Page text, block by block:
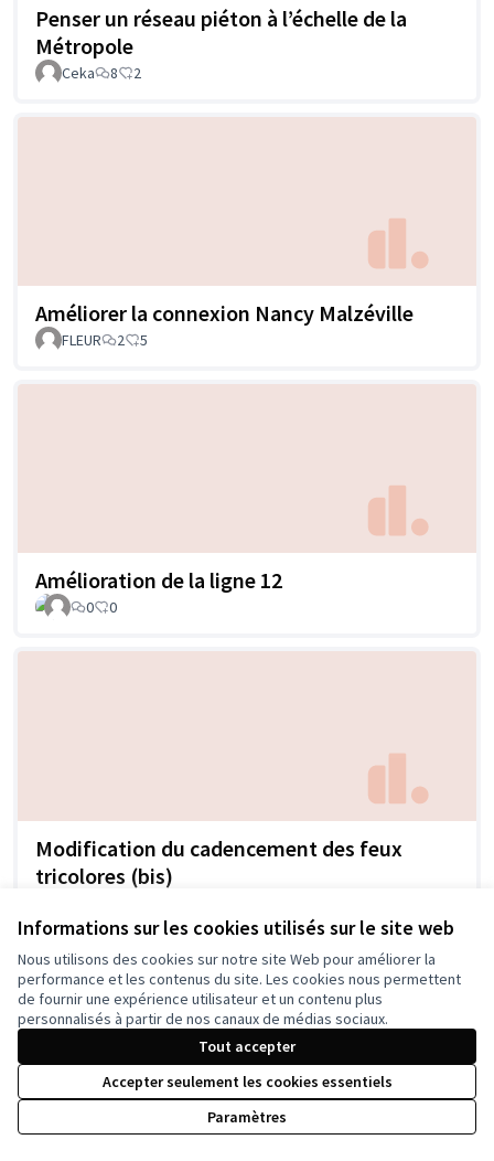
Informations sur les cookies utilisés sur le site web
Nous utilisons des cookies sur notre site Web pour améliorer la
performance et les contenus du site. Les cookies nous permettent
de fournir une expérience utilisateur et un contenu plus
personnalisés à partir de nos canaux de médias sociaux.
Tout accepter
Accepter seulement les cookies essentiels
Paramètres
Penser un réseau piéton à l’échelle de la
Métropole
Ceka 8 2
Améliorer la connexion Nancy Malzéville
FLEUR 2 5
Amélioration de la ligne 12
0 0
Modification du cadencement des feux
tricolores (bis)
La rue de Mon Désert en zone 30 ... ou avec